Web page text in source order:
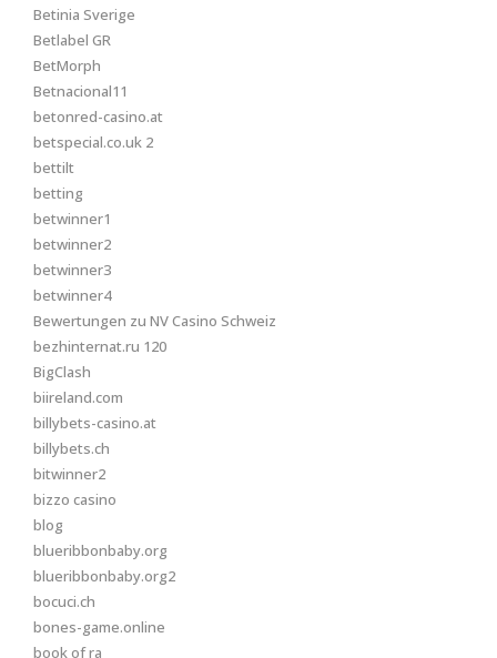
Betinia Sverige
Betlabel GR
BetMorph
Betnacional11
betonred-casino.at
betspecial.co.uk 2
bettilt
betting
betwinner1
betwinner2
betwinner3
betwinner4
Bewertungen zu NV Casino Schweiz
bezhinternat.ru 120
BigClash
biireland.com
billybets-casino.at
billybets.ch
bitwinner2
bizzo casino
blog
blueribbonbaby.org
blueribbonbaby.org2
bocuci.ch
bones-game.online
book of ra